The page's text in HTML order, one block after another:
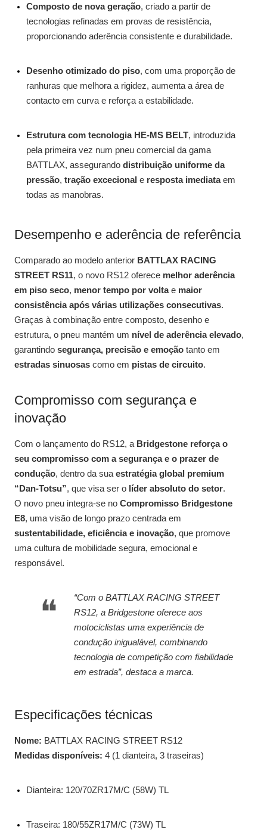
Composto de nova geração, criado a partir de
tecnologias refinadas em provas de resistência,
proporcionando aderência consistente e durabilidade.
Desenho otimizado do piso, com uma proporção de
ranhuras que melhora a rigidez, aumenta a área de
contacto em curva e reforça a estabilidade.
Estrutura com tecnologia HE-MS BELT, introduzida
pela primeira vez num pneu comercial da gama
BATTLAX, assegurando distribuição uniforme da
pressão, tração excecional e resposta imediataem
todas as manobras.
Desempenho e aderência de referência
Comparado ao modelo anterior BATTLAX RACING
STREET RS11, o novo RS12 oferece melhor aderência
em piso seco, menor tempo por voltae maior
consistência após várias utilizações consecutivas.
Graças à combinação entre composto, desenho e
estrutura, o pneu mantém um nível de aderência elevado,
garantindo segurança, precisão e emoção tanto em
estradas sinuosas como em pistas de circuito.
Compromisso com segurança e
inovação
Com o lançamento do RS12, a Bridgestone reforça o
seu compromisso com a segurança e o prazer de
condução, dentro da sua estratégia global premium
“Dan-Totsu”, que visa ser o líder absoluto do setor.
O novo pneu integra-se no Compromisso Bridgestone
E8, uma visão de longo prazo centrada em
sustentabilidade, eficiência e inovação, que promove
uma cultura de mobilidade segura, emocional e
responsável.
“Com o BATTLAX RACING STREET
RS12, a Bridgestone oferece aos
motociclistas uma experiência de
condução inigualável, combinando
tecnologia de competição com fiabilidade
em estrada”, destaca a marca.
Especificações técnicas
Nome: BATTLAX RACING STREET RS12
Medidas disponíveis: 4 (1 dianteira, 3 traseiras)
Dianteira: 120/70ZR17M/C (58W) TL
Traseira: 180/55ZR17M/C (73W) TL